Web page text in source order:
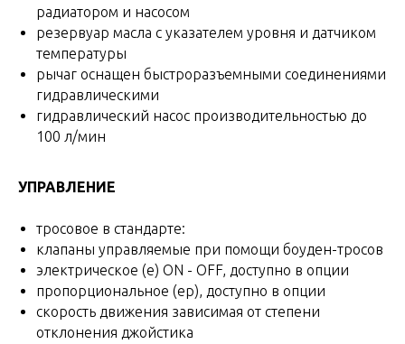
радиатором и насосом
резервуар масла с указателем уровня и датчиком
температуры
рычаг оснащен быстроразъемными соединениями
гидравлическими
гидравлический насос производительностью до
100 л/мин
УПРАВЛЕНИЕ
тросовое в стандарте:
клапаны управляемые при помощи боуден-тросов
электрическое (е) ON - OFF, доступно в опции
пропорциональное (ер), доступно в опции
скорость движения зависимая от степени
отклонения джойстика